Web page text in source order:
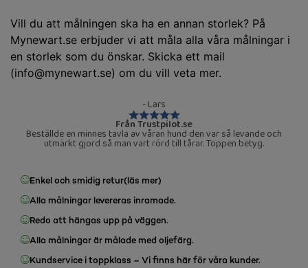
Vill du att målningen ska ha en annan storlek? På
Mynewart.se erbjuder vi att måla alla våra målningar i
en storlek som du önskar. Skicka ett mail
(info@mynewart.se) om du vill veta mer.
- Lars
Från Trustpilot.se
Beställde en minnes tavla av våran hund den var så levande och
utmärkt gjord så man vart rörd till tårar. Toppen betyg.
Enkel och smidig retur(läs mer)
Alla målningar levereras inramade.
Redo att hängas upp på väggen.
Alla målningar är målade med oljefärg.
Kundservice i toppklass – Vi finns här för våra kunder.